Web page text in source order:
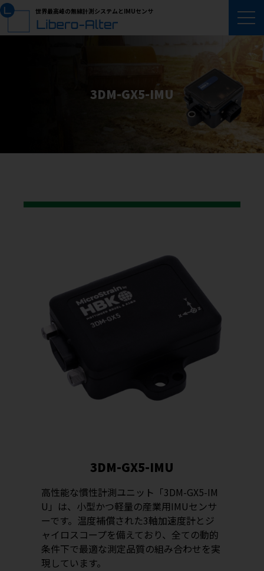
世界最高峰の無線計測システムとIMUセンサ
3DM-GX5-IMU
3DM-GX5-IMU
高性能な慣性計測ユニット「3DM-GX5-IM
U」は、小型かつ軽量の産業用IMUセンサ
ーです。温度補償された3軸加速度計とジ
ャイロスコープを備えており、全ての動的
条件下で最適な測定品質の組み合わせを実
現しています。